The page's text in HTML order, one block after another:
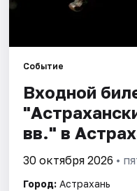
Событие
Входной
вв." в
30 октября 2026 •
Город: Астрахань